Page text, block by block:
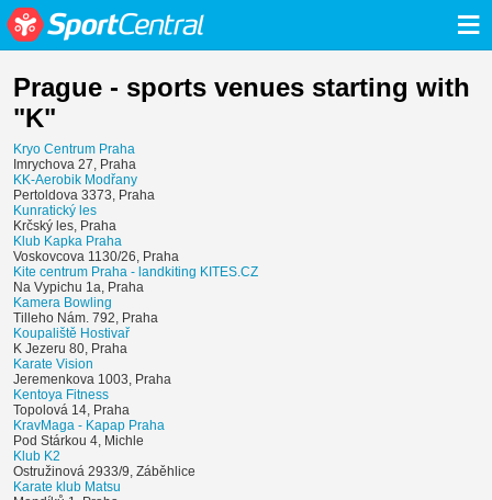
≡
Prague - sports venues starting with
"K"
Kryo Centrum Praha
Imrychova 27, Praha
KK-Aerobik Modřany
Pertoldova 3373, Praha
Kunratický les
Krčský les, Praha
Klub Kapka Praha
Voskovcova 1130/26, Praha
Kite centrum Praha - landkiting KITES.CZ
Na Vypichu 1a, Praha
Kamera Bowling
Tilleho Nám. 792, Praha
Koupaliště Hostivař
K Jezeru 80, Praha
Karate Vision
Jeremenkova 1003, Praha
Kentoya Fitness
Topolová 14, Praha
KravMaga - Kapap Praha
Pod Stárkou 4, Michle
Klub K2
Ostružinová 2933/9, Záběhlice
Karate klub Matsu